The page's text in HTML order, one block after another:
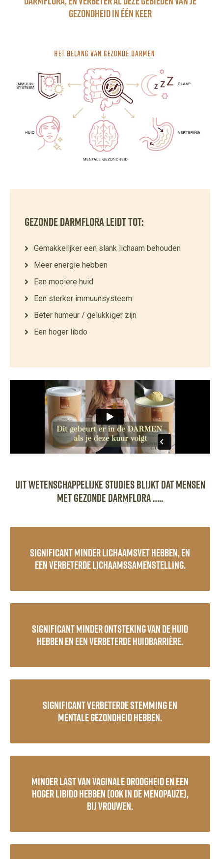
gezondheid in één keer
Gezonde darmflora leidt tot:
Gemakkelijker een slank lichaam behouden
Meer energie hebben
Een mooiere huid
Een sterker immuunsysteem
Beter humeur / gelukkiger zijn
Een hoger libdo
Uit wetenschappelijke studies blijkt dat mensen
met gezonde darmflora …..
Significant minder lichaamsvet hebben, en
een verbeterde lichaamssamenstelling.
Significant minder ontsteking van de huid
hebben en een verbeterde huidbarrière.
Significant verbeterde stemming en
mentale gezondheid hebben.
Minder last van vaginale droogheid en een
hoger libido hebben (ook in de menopauze),
bij vrouwen.